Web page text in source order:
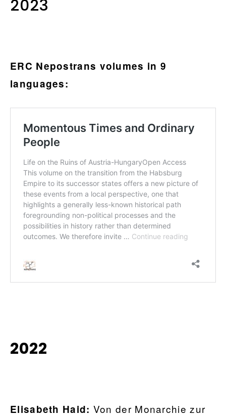
2023
ERC Nepostrans volumes in 9
languages:
2022
Elisabeth Haid: Von der Monarchie zur